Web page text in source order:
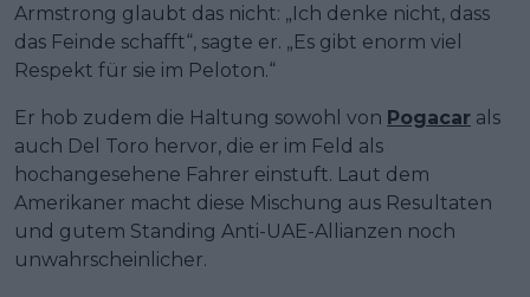
Armstrong glaubt das nicht: „Ich denke nicht, dass
das Feinde schafft“, sagte er. „Es gibt enorm viel
Respekt für sie im Peloton.“
Er hob zudem die Haltung sowohl von Pogacar als
auch Del Toro hervor, die er im Feld als
hochangesehene Fahrer einstuft. Laut dem
Amerikaner macht diese Mischung aus Resultaten
und gutem Standing Anti-UAE-Allianzen noch
unwahrscheinlicher.